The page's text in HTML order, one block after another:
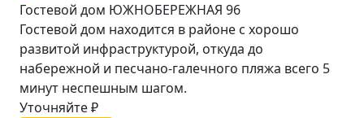
Гостевой дом ЮЖНОБЕРЕЖНАЯ 96
Гостевой дом находится в районе с хорошо
развитой инфраструктурой, откуда до
набережной и песчано-галечного пляжа всего 5
минут неспешным шагом.
Уточняйте ₽